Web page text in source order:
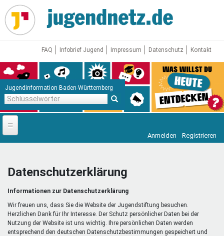
Direkt
zum
Inhalt
FAQ Infobrief Jugend Impressum Datenschutz Kontakt
Jugendinformation Baden-Württemberg
Startseite
Jugendnetz
Freizeit & Reisen
Mentoren & Projekte
Vor Ort
Anmelden Registrieren
Datenschutzerklärung
Informationen zur Datenschutzerklärung
Wir freuen uns, dass Sie die Website der Jugendstiftung besuchen.
Herzlichen Dank für Ihr Interesse. Der Schutz persönlicher Daten bei der
Nutzung der Website ist uns wichtig. Ihre persönlichen Daten werden
entsprechend den deutschen Datenschutzbestimmungen gespeichert und